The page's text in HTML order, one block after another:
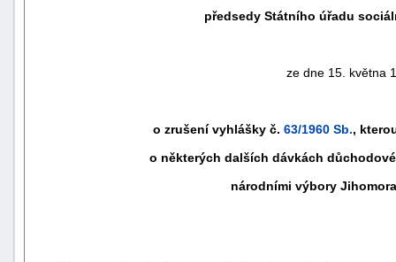
předsedy Státního úřadu
ze dne 15. května
o zrušení vyhlášky č. 63/1960 Sb.,
o některých dalších dávkách
národními výbory
náhrady